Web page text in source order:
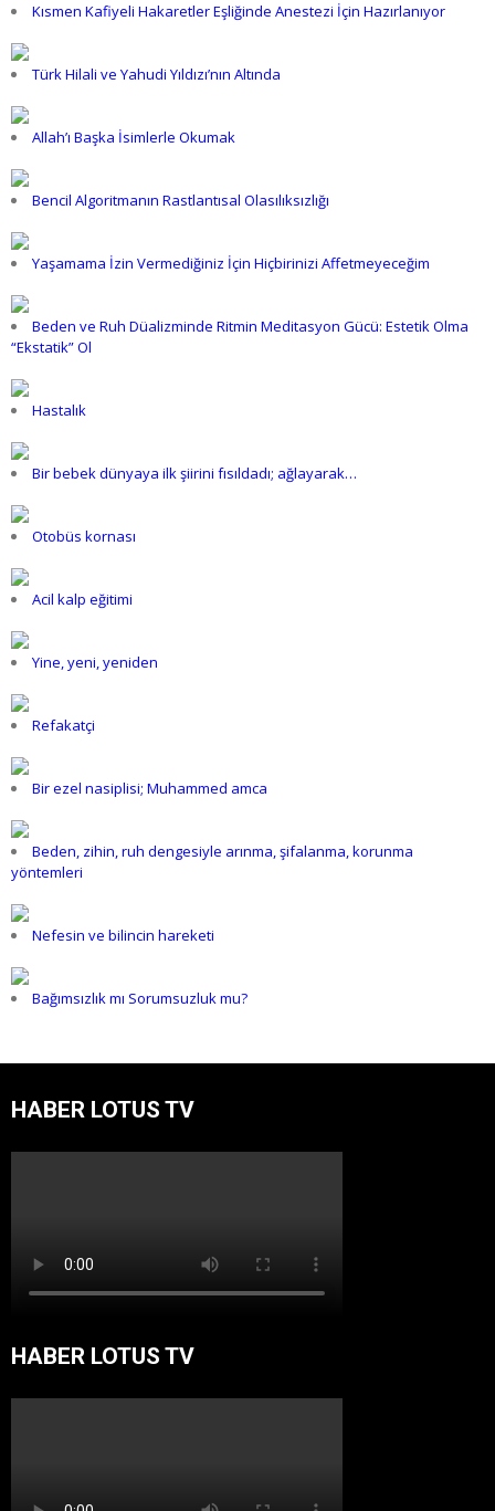
Kısmen Kafiyeli Hakaretler Eşliğinde Anestezi İçin Hazırlanıyor
Türk Hilali ve Yahudi Yıldızı’nın Altında
Allah’ı Başka İsimlerle Okumak
Bencil Algoritmanın Rastlantısal Olasılıksızlığı
Yaşamama İzin Vermediğiniz İçin Hiçbirinizi Affetmeyeceğim
Beden ve Ruh Düalizminde Ritmin Meditasyon Gücü: Estetik Olma
“Ekstatik” Ol
Hastalık
Bir bebek dünyaya ilk şiirini fısıldadı; ağlayarak…
Otobüs kornası
Acil kalp eğitimi
Yine, yeni, yeniden
Refakatçi
Bir ezel nasiplisi; Muhammed amca
Beden, zihin, ruh dengesiyle arınma, şifalanma, korunma
yöntemleri
Nefesin ve bilincin hareketi
Bağımsızlık mı Sorumsuzluk mu?
HABER LOTUS TV
HABER LOTUS TV